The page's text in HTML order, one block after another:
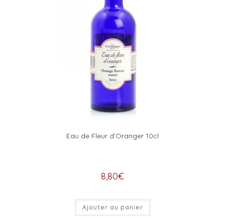
Eau de Fleur d’Oranger 10cl
8,80€
Ajouter au panier